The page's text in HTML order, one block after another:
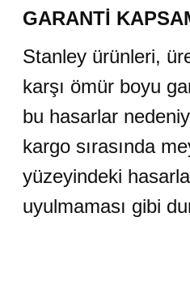
GARANTİ
Stanley ürünleri,
karşı ömür boyu
bu hasarlar
kargo sırasında
yüzeyindeki
uyulmaması gibi